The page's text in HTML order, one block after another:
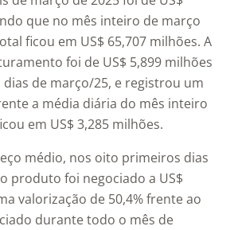
que no mês inteiro de março
ficou em US$ 65,707 milhões. A
foi de US$ 5,899 milhões
de março/25, e registrou um
a média diária do mês inteiro
em US$ 3,285 milhões.
médio, nos oito primeiros dias
produto foi negociado a US$
valorização de 50,4% frente ao
durante todo o mês de